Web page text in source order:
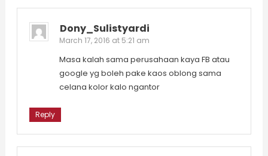
Dony_Sulistyardi
March 17, 2016 at 5:21 am
Masa kalah sama perusahaan kaya FB atau
google yg boleh pake kaos oblong sama
celana kolor kalo ngantor
Reply